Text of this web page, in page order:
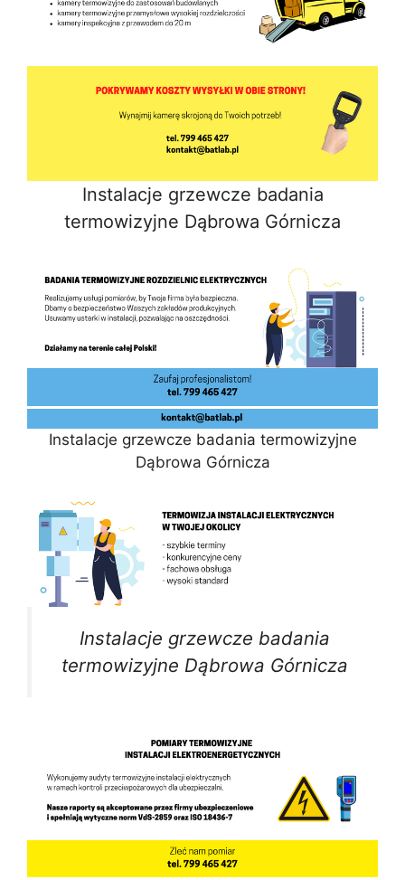
Instalacje grzewcze badania
termowizyjne Dąbrowa Górnicza
Instalacje grzewcze badania termowizyjne
Dąbrowa Górnicza
Instalacje grzewcze badania
termowizyjne Dąbrowa Górnicza